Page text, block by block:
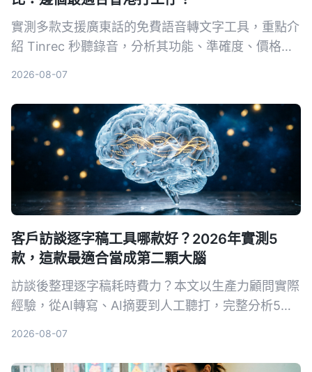
實測多款支援廣東話的免費語音轉文字工具，重點介
紹 Tinrec 秒聽錄音，分析其功能、準確度、價格方
2026-08-07
客戶訪談逐字稿工具哪款好？2026年實測5
款，這款最適合當成第二顆大腦
訪談後整理逐字稿耗時費力？本文以生產力顧問實際
經驗，從AI轉寫、AI摘要到人工聽打，完整分析5種
選。
2026-08-07